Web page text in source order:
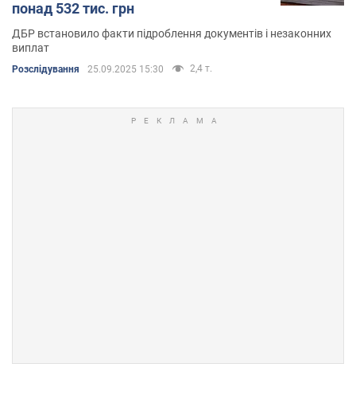
понад 532 тис. грн
ДБР встановило факти підроблення документів і незаконних
виплат
Розслідування 25.09.2025 15:30 2,4 т.